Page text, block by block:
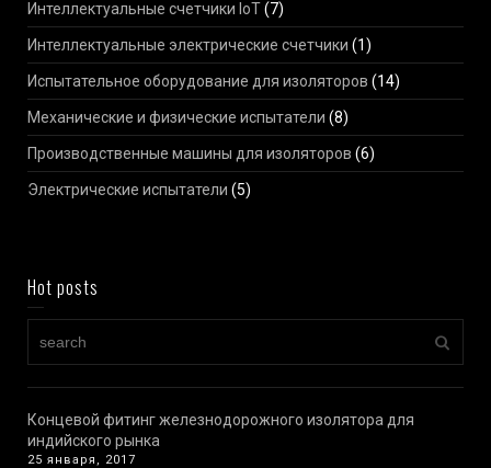
Интеллектуальные счетчики IoT(7)
Интеллектуальные электрические счетчики (1)
Испытательное оборудование для изоляторов (14)
Механические и физические испытатели (8)
Производственные машины для изоляторов (6)
Электрические испытатели (5)
Hot posts
Концевой фитинг железнодорожного изолятора для
индийского рынка
25 января, 2017